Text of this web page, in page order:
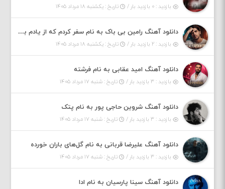
بازدید : ۰ بازدید بار / تاریخ : یکشنبه ۱۸ مرداد ۱۴۰۵
دانلود آهنگ رامین بی باک به نام سفر کردم که از یادم بری دیدم نمیشه
بازدید : ۲ بازدید بار / تاریخ : یکشنبه ۱۸ مرداد ۱۴۰۵
دانلود آهنگ امید عقابی به نام فرشته
بازدید : ۳ بازدید بار / تاریخ : شنبه ۱۷ مرداد ۱۴۰۵
دانلود آهنگ شروین حاجی پور به نام پتک
بازدید : ۳ بازدید بار / تاریخ : شنبه ۱۷ مرداد ۱۴۰۵
دانلود آهنگ علیرضا قربانی به نام گل‌های باران خورده
بازدید : ۳ بازدید بار / تاریخ : شنبه ۱۷ مرداد ۱۴۰۵
دانلود آهنگ سینا پارسیان به نام ادا